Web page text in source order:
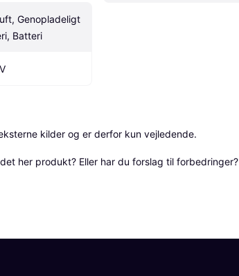
Genopladeligt
Batteri
kilder og er derfor kun vejledende.
her produkt? Eller har du forslag til forbedringer?